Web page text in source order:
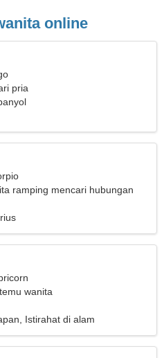
online
pria
ramping mencari hubungan
wanita
Istirahat di alam